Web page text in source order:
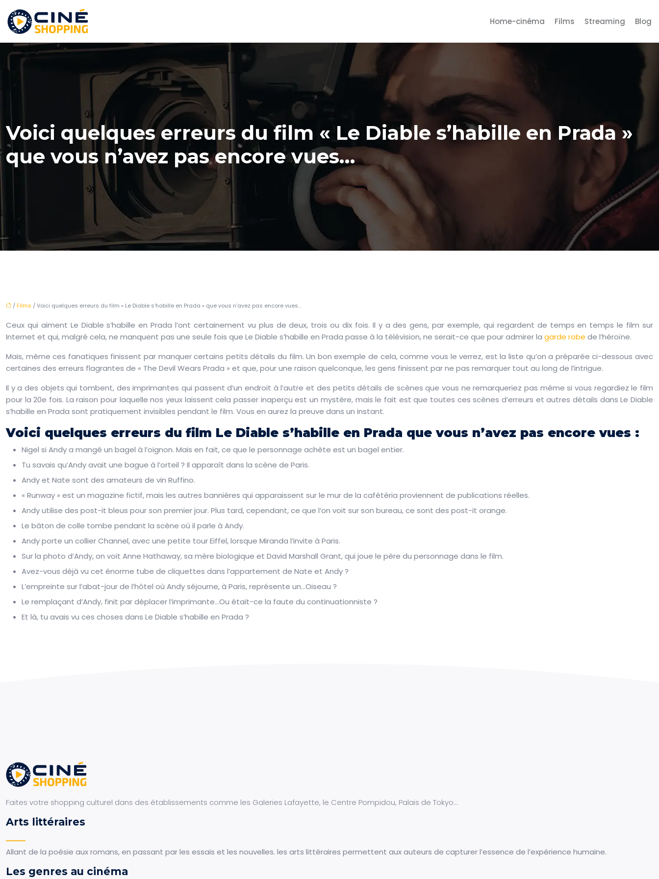
Home-cinéma Films Streaming Blog
Voici quelques erreurs du film « Le Diable s’habille en Prada »
que vous n’avez pas encore vues…
/Films / Voici quelques erreurs du film « Le Diable s’habille en Prada » que vous n’avez pas encore vues…
Ceux qui aiment Le Diable s’habille en Prada l’ont certainement vu plus de deux, trois ou dix fois. Il y a des gens, par exemple, qui regardent de temps en temps le film sur
Internet et qui, malgré cela, ne manquent pas une seule fois que Le Diable s’habille en Prada passe à la télévision, ne serait-ce que pour admirer la garde robe de l’héroïne.
Mais, même ces fanatiques finissent par manquer certains petits détails du film. Un bon exemple de cela, comme vous le verrez, est la liste qu’on a préparée ci-dessous avec
certaines des erreurs flagrantes de « The Devil Wears Prada » et que, pour une raison quelconque, les gens finissent par ne pas remarquer tout au long de l’intrigue.
Il y a des objets qui tombent, des imprimantes qui passent d’un endroit à l’autre et des petits détails de scènes que vous ne remarqueriez pas même si vous regardiez le film
pour la 20e fois. La raison pour laquelle nos yeux laissent cela passer inaperçu est un mystère, mais le fait est que toutes ces scènes d’erreurs et autres détails dans Le Diable
s’habille en Prada sont pratiquement invisibles pendant le film. Vous en aurez la preuve dans un instant.
Voici quelques erreurs du film Le Diable s’habille en Prada que vous n’avez pas encore vues :
Nigel si Andy a mangé un bagel à l’oignon. Mais en fait, ce que le personnage achète est un bagel entier.
Tu savais qu’Andy avait une bague à l’orteil ? Il apparaît dans la scène de Paris.
Andy et Nate sont des amateurs de vin Ruffino.
« Runway » est un magazine fictif, mais les autres bannières qui apparaissent sur le mur de la cafétéria proviennent de publications réelles.
Andy utilise des post-it bleus pour son premier jour. Plus tard, cependant, ce que l’on voit sur son bureau, ce sont des post-it orange.
Le bâton de colle tombe pendant la scène où il parle à Andy.
Andy porte un collier Channel, avec une petite tour Eiffel, lorsque Miranda l’invite à Paris.
Sur la photo d’Andy, on voit Anne Hathaway, sa mère biologique et David Marshall Grant, qui joue le père du personnage dans le film.
Avez-vous déjà vu cet énorme tube de cliquettes dans l’appartement de Nate et Andy ?
L’empreinte sur l’abat-jour de l’hôtel où Andy séjourne, à Paris, représente un…Oiseau ?
Le remplaçant d’Andy, finit par déplacer l’imprimante…Ou était-ce la faute du continuationniste ?
Et là, tu avais vu ces choses dans Le Diable s’habille en Prada ?
Faites votre shopping culturel dans des établissements comme les Galeries Lafayette, le Centre Pompidou, Palais de Tokyo…
Arts littéraires
Allant de la poésie aux romans, en passant par les essais et les nouvelles. les arts littéraires permettent aux auteurs de capturer l’essence de l’expérience humaine.
Les genres au cinéma